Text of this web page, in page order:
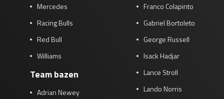
Mercedes
Racing Bulls
Red Bull
Williams
Team bazen
Adrian Newey
Franco Colapinto
Gabriel Bortoleto
George Russell
Isack Hadjar
Lance Stroll
Lando Norris